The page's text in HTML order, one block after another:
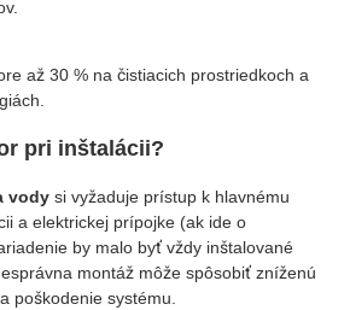
až 30 % na čistiacich prostriedkoch a
pri inštalácii?
vody si vyžaduje prístup k hlavnému
a elektrickej prípojke (ak ide o
by malo byť vždy inštalované
montáž môže spôsobiť zníženú
poškodenie systému.